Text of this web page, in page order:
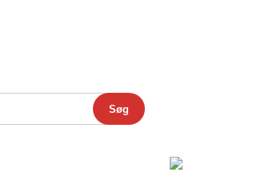
Søg